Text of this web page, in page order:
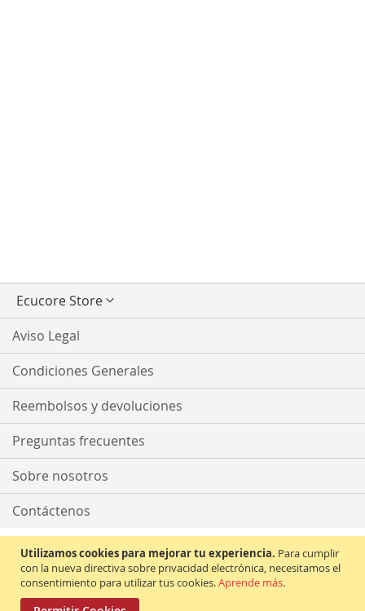
Utilizamos cookies para mejorar tu experiencia. Para cumplir
con la nueva directiva sobre privacidad electrónica, necesitamos el
consentimiento para utilizar tus cookies.Aprende más.
tiendaEcucore Store
Aviso Legal
Condiciones Generales
Reembolsos y devoluciones
Preguntas frecuentes
Sobre nosotros
Contáctenos